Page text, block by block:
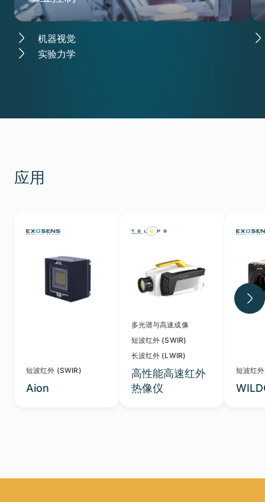
机器视觉
实验力学
应用
短波红外 (SWIR)
Aion
多光谱与高速成像
短波红外 (SWIR)
长波红外 (LWIR)
高性能高速红外
热像仪
短波红